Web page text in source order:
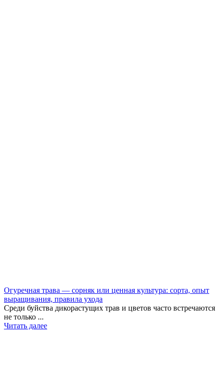
Огуречная трава — сорняк или ценная культура: сорта, опыт
выращивания, правила ухода
Среди буйства дикорастущих трав и цветов часто встречаются
не только ...
Читать далее